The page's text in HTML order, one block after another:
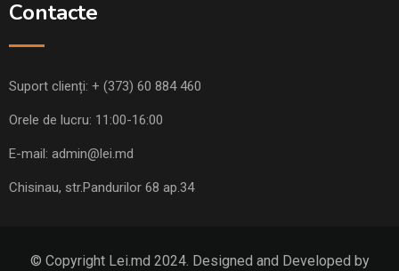
Contacte
Suport clienți: + (373) 60 884 460
Orele de lucru: 11:00-16:00
E-mail: admin@lei.md
Chisinau, str.Pandurilor 68 ap.34
© Copyright Lei.md 2024. Designed and Developed by